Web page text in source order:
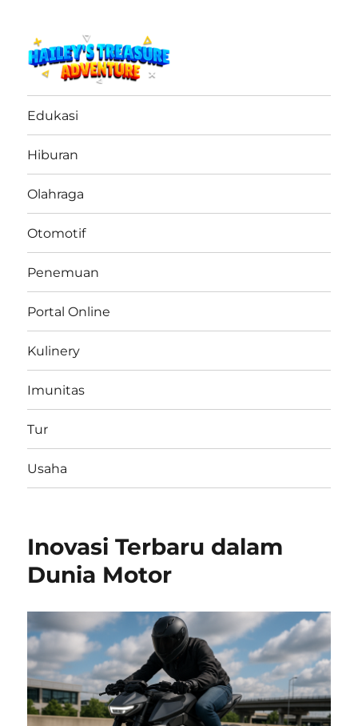
haileystreasureadventure.net
Edukasi
Hiburan
Olahraga
Otomotif
Penemuan
Portal Online
Kulinery
Imunitas
Tur
Usaha
Inovasi Terbaru dalam
Dunia Motor